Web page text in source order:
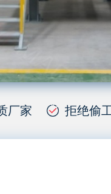
厂家 拒绝偷